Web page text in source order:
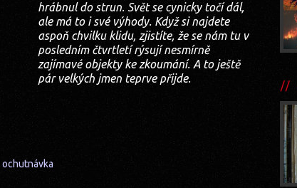
hrábnul do strun. Svět se cynicky točí dál,
ale má to i své výhody. Když si najdete
aspoň chvilku klidu, zjistíte, že se nám tu v
posledním čtvrtletí rýsují nesmírně
zajímavé objekty ke zkoumání. A to ještě
pár velkých jmen teprve přijde.
ochutnávka